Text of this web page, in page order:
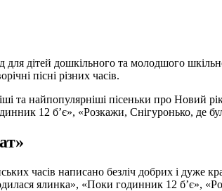
дітей дошкільного та молодшого
пісні різних часів.
та найпопулярніші пісеньки про Новий
12 б’є», «Розкажи, Снігуронько, де
часів написано безліч добрих і
ялинка», «Поки годинник 12 б’є»,